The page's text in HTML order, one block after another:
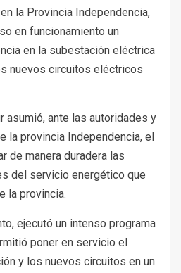
la Provincia Independencia,
en funcionamiento un
en la subestación eléctrica
nuevos circuitos eléctricos
asumió, ante las autoridades y
la provincia Independencia, el
de manera duradera las
del servicio energético que
la provincia.
ejecutó un intenso programa
poner en servicio el
y los nuevos circuitos en un